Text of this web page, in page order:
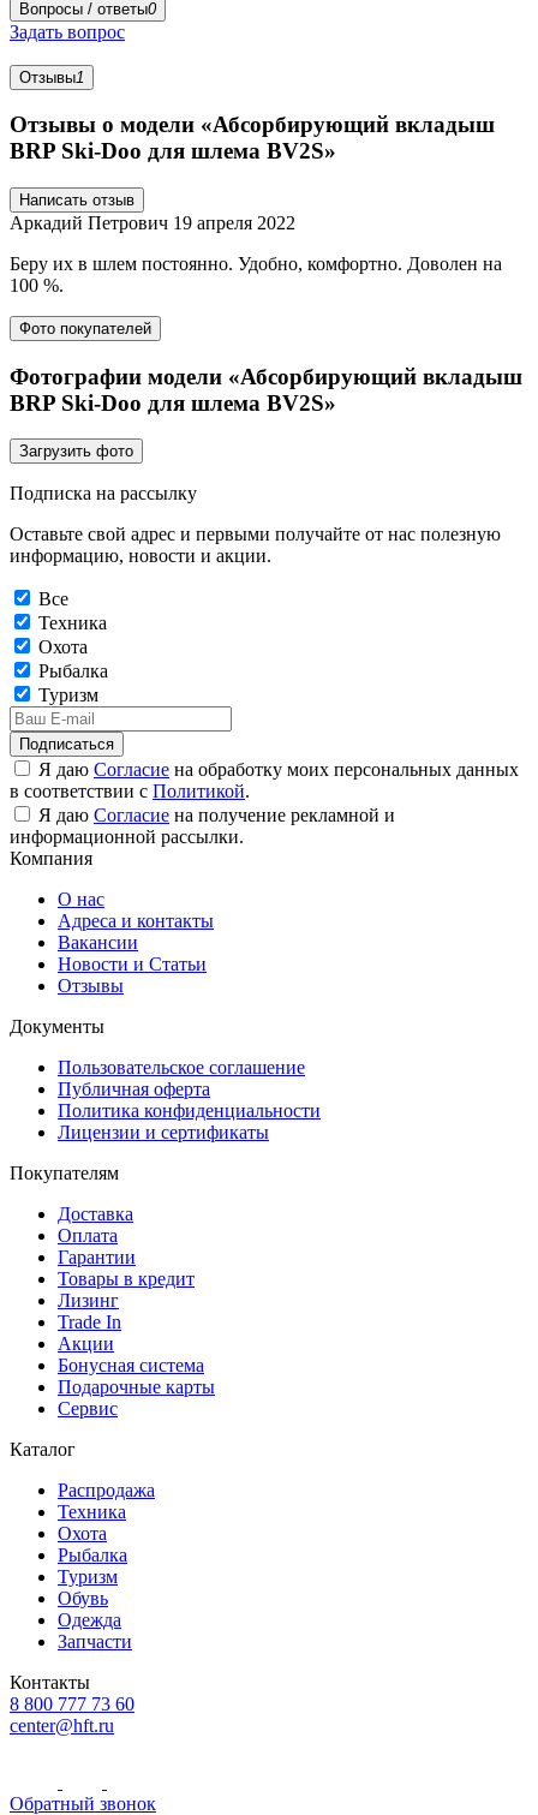
Вопросы / ответы0
Задать вопрос
Отзывы1
Отзывы о модели «Абсорбирующий вкладыш
BRP Ski-Doo для шлема BV2S»
Написать отзыв
Аркадий Петрович 19 апреля 2022
Беру их в шлем постоянно. Удобно, комфортно. Доволен на
100 %.
Фото покупателей
Фотографии модели «Абсорбирующий вкладыш
BRP Ski-Doo для шлема BV2S»
Загрузить фото
Подписка на рассылку
Оставьте свой адрес и первыми получайте от нас полезную
информацию, новости и акции.
Все
Техника
Охота
Рыбалка
Туризм
Подписаться
Я даю Согласие на обработку моих персональных данных
в соответствии с Политикой.
Я даю Согласие на получение рекламной и
информационной рассылки.
Компания
О нас
Адреса и контакты
Вакансии
Новости и Статьи
Отзывы
Документы
Пользовательское соглашение
Публичная оферта
Политика конфиденциальности
Лицензии и сертификаты
Покупателям
Доставка
Оплата
Гарантии
Товары в кредит
Лизинг
Trade In
Акции
Бонусная система
Подарочные карты
Сервис
Каталог
Распродажа
Техника
Охота
Рыбалка
Туризм
Обувь
Одежда
Запчасти
Контакты
8 800 777 73 60
center@hft.ru
Обратный звонок